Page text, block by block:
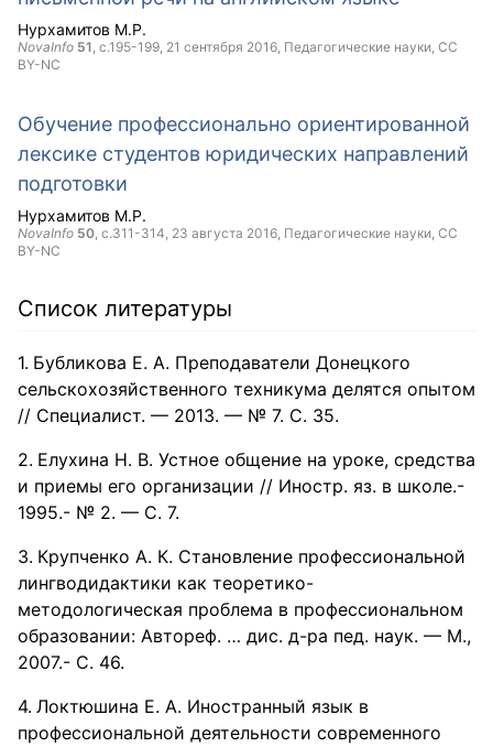
Нурхамитов М.Р.
NovaInfo 51, с.195-199, 21 сентября 2016, Педагогические науки, CC
BY-NC
Обучение профессионально ориентированной
лексике студентов юридических направлений
подготовки
Нурхамитов М.Р.
NovaInfo 50, с.311-314, 23 августа 2016, Педагогические науки, CC
BY-NC
Список литературы
Бубликова Е. А. Преподаватели Донецкого
сельскохозяйственного техникума делятся опытом
// Специалист. — 2013. — № 7. С. 35.
Елухина Н. В. Устное общение на уроке, средства
и приемы его организации // Иностр. яз. в школе.-
1995.- № 2. — С. 7.
Крупченко А. К. Становление профессиональной
лингводидактики как теоретико-
методологическая проблема в профессиональном
образовании: Автореф. … дис. д-ра пед. наук. — М.,
2007.- С. 46.
Локтюшина Е. А. Иностранный язык в
профессиональной деятельности современного